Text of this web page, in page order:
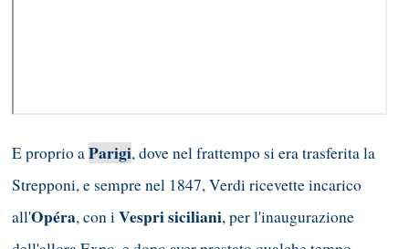
E proprio aParigi, dove nel frattempo si era trasferita la
Strepponi, e sempre nel 1847, Verdi ricevette incarico
all'Opéra, con iVespri siciliani, per l'inaugurazione